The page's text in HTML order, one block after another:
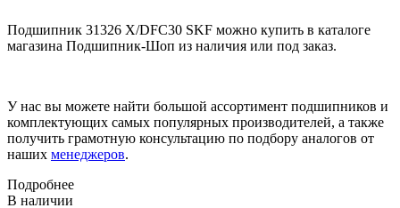
Подшипник 31326 X/DFC30 SKF можно купить в каталоге
магазина Подшипник-Шоп из наличия или под заказ.
У нас вы можете найти большой ассортимент подшипников и
комплектующих самых популярных производителей, а также
получить грамотную консультацию по подбору аналогов от
наших менеджеров.
Подробнее
В наличии